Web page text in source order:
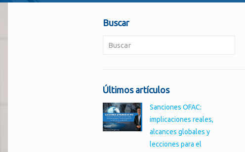
Buscar
Últimos artículos
Sanciones OFAC:
implicaciones reales,
alcances globales y
lecciones para el